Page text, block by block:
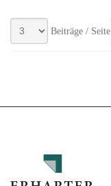
Beiträge / Seite